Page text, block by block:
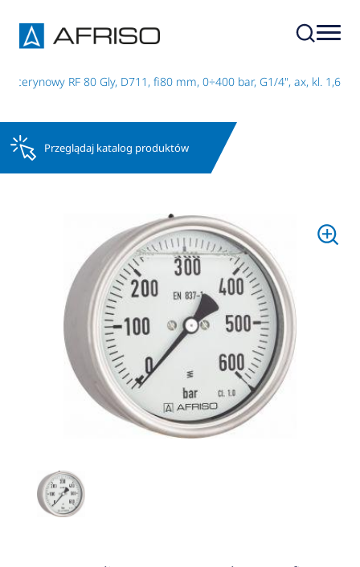
RF 80 Gly, D711, fi80 mm, 0÷400 bar, G1/4", ax, kl. 1,6
Przeglądaj katalog produktów